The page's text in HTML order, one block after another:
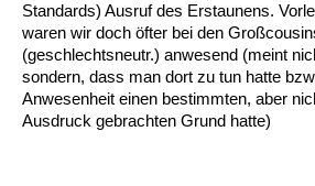
Standards) Ausruf des Erstaunens.
waren wir doch öfter bei den
(geschlechtsneutr.) anwesend (meint
sondern, dass man dort zu tun hatte
Anwesenheit einen bestimmten, aber
Ausdruck gebrachten Grund hatte)